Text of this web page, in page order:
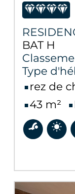
BAT H
Type
rez de
43 m²